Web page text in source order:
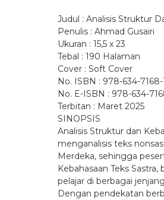
Judul : Analisis Struktur
Penulis : Ahmad Gusairi
Ukuran : 15,5 x 23
Tebal : 190 Halaman
Cover : Soft Cover
No. ISBN : 978-634-7168-
No. E-ISBN : 978-634-
Terbitan : Maret 2025
SINOPSIS
Analisis Struktur dan
menganalisis teks
Merdeka, sehingga
Kebahasaan Teks
pelajar di berbagai
Dengan pendekatan